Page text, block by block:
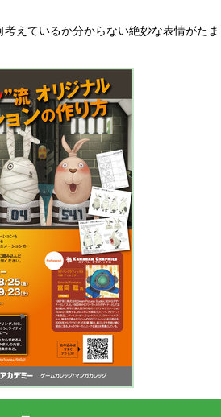
えているか分からない絶妙な表情がた